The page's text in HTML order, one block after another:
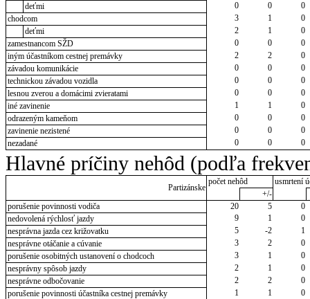
deťmi
0 0
0
chodcom
3 1
0
deťmi
2 1
0
zamestnancom SŽD
0 0
0
iným účastníkom cestnej premávky
2 2
0
závadou komunikácie
0 0
0
technickou závadou vozidla
0 0
0
lesnou zverou a domácimi zvieratami
0 0
0
iné zavinenie
1 1
0
odrazeným kameňom
0 0
0
zavinenie nezistené
0 0
0
nezadané
0 0 0
Hlavné príčiny nehôd (podľa
Partizánske
počet nehôd
usmrtení
+/-
porušenie povinnosti vodiča
20 5
0
nedovolená rýchlosť jazdy
9 1
0
nesprávna jazda cez križovatku
5 -2
1
nesprávne otáčanie a cúvanie
3 2
0
porušenie osobitných ustanovení o chodcoch
3 1
0
nesprávny spôsob jazdy
2 1
0
nesprávne odbočovanie
2 2
0
porušenie povinnosti účastníka cestnej premávky
1 1
0